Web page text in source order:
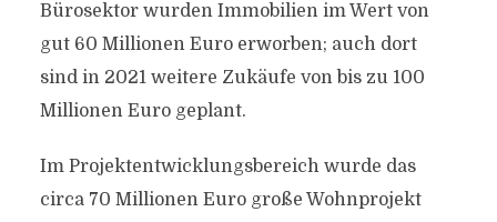
Bürosektor wurden Immobilien im Wert von
gut 60 Millionen Euro erworben; auch dort
sind in 2021 weitere Zukäufe von bis zu 100
Millionen Euro geplant.
Im Projektentwicklungsbereich wurde das
circa 70 Millionen Euro große Wohnprojekt